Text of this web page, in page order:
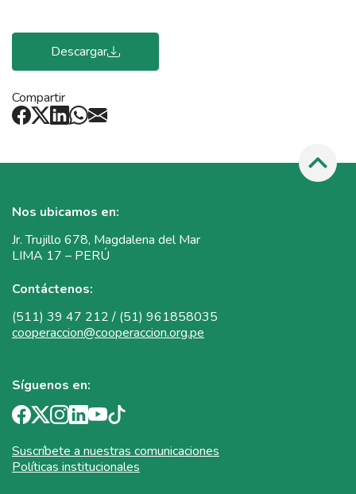
Descargar
Compartir
Nos ubicamos en:
Jr. Trujillo 678, Magdalena del Mar
LIMA 17 – PERÚ
Contáctenos:
(511) 39 47 212 / (51) 961858035
cooperaccion@cooperaccion.org.pe
Síguenos en:
Suscríbete a nuestras comunicaciones
Políticas institucionales